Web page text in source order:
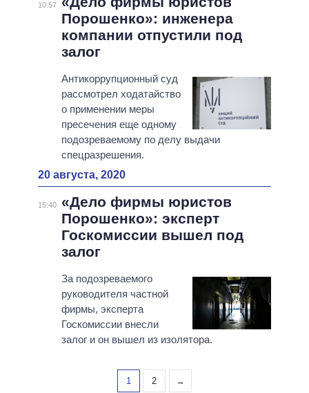
10:57
Порошенко»: инженера
компании отпустили под
залог
Антикоррупционный суд
рассмотрел ходатайство
о применении меры
пресечения еще одному
подозреваемому по делу выдачи
спецразрешения.
20 августа, 2020
15:40
«Дело фирмы юристов
Порошенко»: эксперт
Госкомиссии вышел под
залог
За подозреваемого
руководителя частной
фирмы, эксперта
Госкомиссии внесли
залог и он вышел из изолятора.
1 2 →